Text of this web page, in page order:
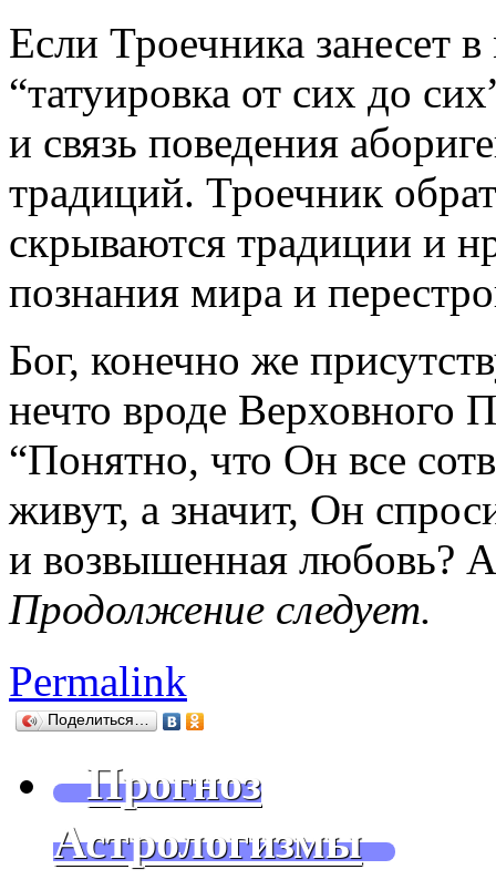
Если Троечника занесет
“татуировка от сих до
и связь поведения
традиций. Троечник
скрываются традиции и
познания мира и
Бог, конечно же
нечто вроде Верховного
“Понятно, что Он все
живут, а значит, Он
и возвышенная любовь?
Продолжение следует.
Permalink
Поделиться…
Прогноз
Астрологизмы